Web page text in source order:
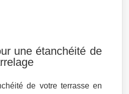
une étanchéité de
de votre terrasse en